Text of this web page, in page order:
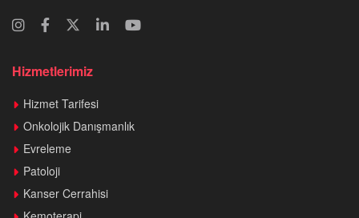
Hizmetlerimiz
Hizmet Tarifesi
Onkolojik Danışmanlık
Evreleme
Patoloji
Kanser Cerrahisi